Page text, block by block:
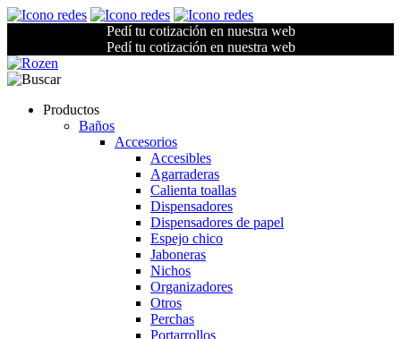
Pedí tu cotización en nuestra web
Pedí tu cotización en nuestra web
Productos
Baños
Accesorios
Accesibles
Agarraderas
Calienta toallas
Dispensadores
Dispensadores de papel
Espejo chico
Jaboneras
Nichos
Organizadores
Otros
Perchas
Portarrollos